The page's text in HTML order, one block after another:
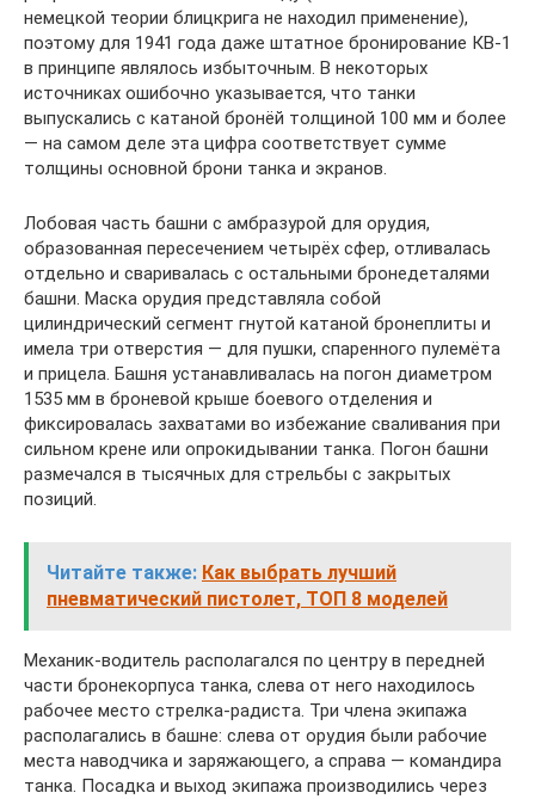
немецкой теории блицкрига не находил применение),
поэтому для 1941 года даже штатное бронирование КВ-1
в принципе являлось избыточным. В некоторых
источниках ошибочно указывается, что танки
выпускались с катаной бронёй толщиной 100 мм и более
— на самом деле эта цифра соответствует сумме
толщины основной брони танка и экранов.
Лобовая часть башни с амбразурой для орудия,
образованная пересечением четырёх сфер, отливалась
отдельно и сваривалась с остальными бронедеталями
башни. Маска орудия представляла собой
цилиндрический сегмент гнутой катаной бронеплиты и
имела три отверстия — для пушки, спаренного пулемёта
и прицела. Башня устанавливалась на погон диаметром
1535 мм в броневой крыше боевого отделения и
фиксировалась захватами во избежание сваливания при
сильном крене или опрокидывании танка. Погон башни
размечался в тысячных для стрельбы с закрытых
позиций.
Читайте также: Как выбрать лучший
пневматический пистолет, ТОП 8 моделей
Механик-водитель располагался по центру в передней
части бронекорпуса танка, слева от него находилось
рабочее место стрелка-радиста. Три члена экипажа
располагались в башне: слева от орудия были рабочие
места наводчика и заряжающего, а справа — командира
танка. Посадка и выход экипажа производились через